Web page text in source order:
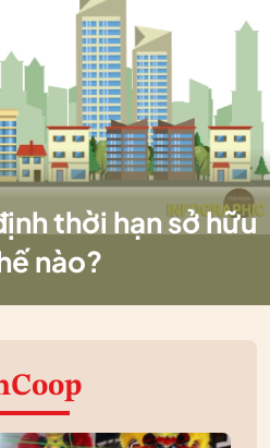
thời hạn sở hữu
nào?